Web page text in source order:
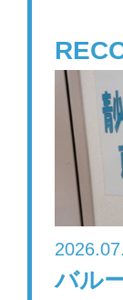
c
e
b
o
k
バル